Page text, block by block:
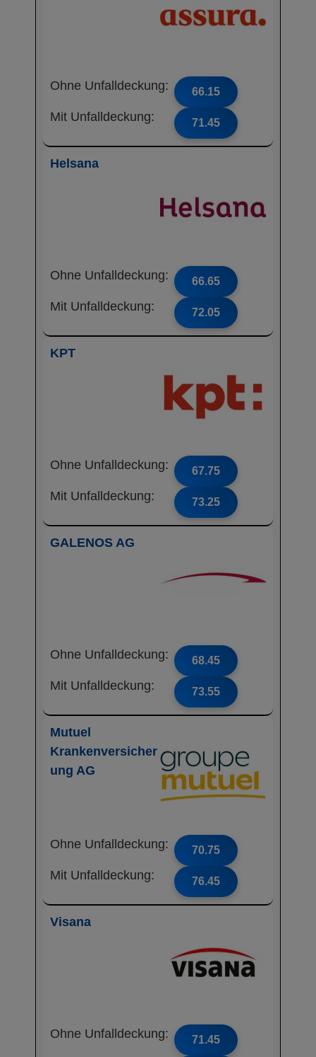
Ohne Unfalldeckung: 66.15
Mit Unfalldeckung: 71.45
Helsana
Ohne Unfalldeckung: 66.65
Mit Unfalldeckung: 72.05
KPT
Ohne Unfalldeckung: 67.75
Mit Unfalldeckung: 73.25
GALENOS AG
Ohne Unfalldeckung: 68.45
Mit Unfalldeckung: 73.55
Mutuel
Krankenversicher
ung AG
Ohne Unfalldeckung: 70.75
Mit Unfalldeckung: 76.45
Visana
Ohne Unfalldeckung: 71.45